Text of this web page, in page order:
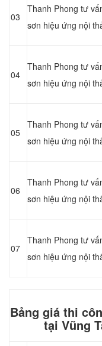
03
Thanh Phong tư
sơn hiệu ứng nội
04
Thanh Phong tư
sơn hiệu ứng nội
05
Thanh Phong tư
sơn hiệu ứng nội
06
Thanh Phong tư
sơn hiệu ứng nội
07
Thanh Phong tư
sơn hiệu ứng nội
Bảng giá thi
tại Vũng